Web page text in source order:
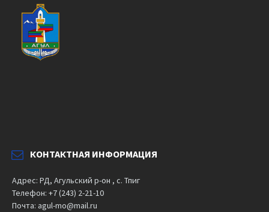
КОНТАКТНАЯ ИНФОРМАЦИЯ
Адрес: РД, Агульский р-он , с. Тпиг
Телефон: +7 (243) 2-21-10
Почта: agul-mo@mail.ru